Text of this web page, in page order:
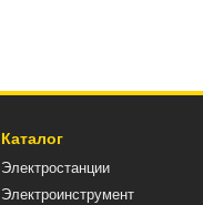
Каталог
Электростанции
Электроинструмент